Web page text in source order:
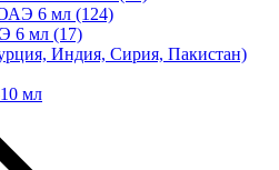
6 мл (124)
6 мл (17)
Индия, Сирия, Пакистан)
мл